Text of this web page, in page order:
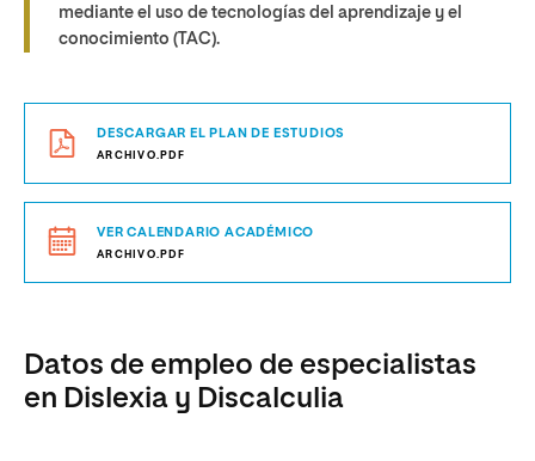
mediante el uso de tecnologías del aprendizaje y el
conocimiento (TAC).
DESCARGAR EL PLAN DE ESTUDIOS
ARCHIVO.PDF
VER CALENDARIO ACADÉMICO
ARCHIVO.PDF
Datos de empleo de especialistas
en Dislexia y Discalculia